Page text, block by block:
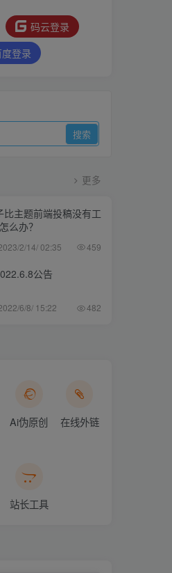
删除</a>所有微博
码云登录
度登录
更多
比主题前端投稿没有工
么办？
2/14/ 02:35 459
公告
6/8/ 15:22 482
Ai伪原创 在线外链
站长工具